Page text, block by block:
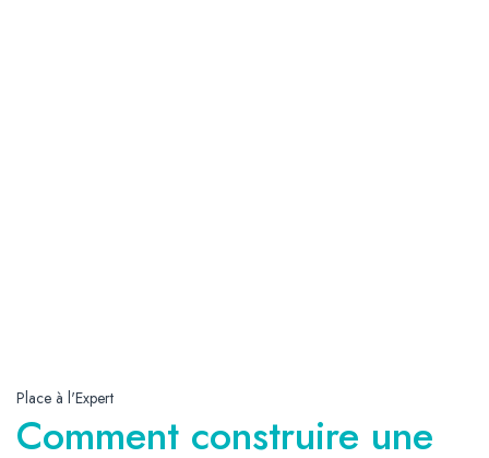
Place à l'Expert
Comment construire une